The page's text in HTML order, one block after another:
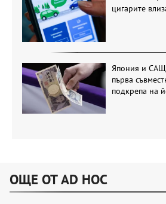
цигарите
Япония и САЩ
първа
подкрепа на
ОЩЕ ОТ AD HOC